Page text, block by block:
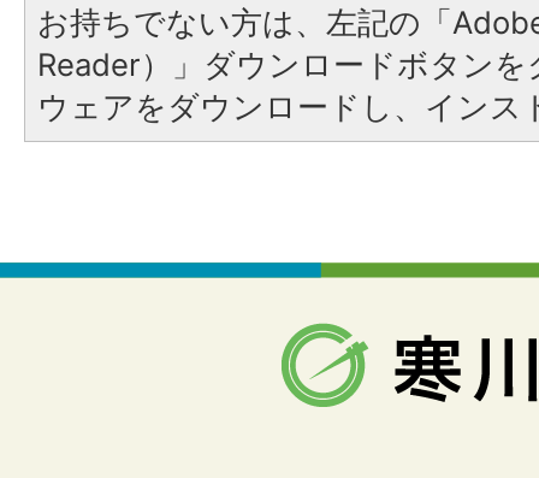
お持ちでない方は、左記の「
Reader）」ダウンロードボタン
ウェアをダウンロードし、インス